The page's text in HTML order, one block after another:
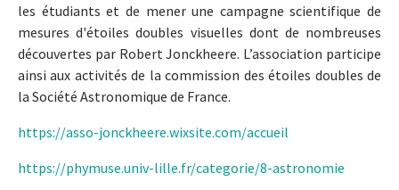
les étudiants et de mener une campagne scientifique de
mesures d'étoiles doubles visuelles dont de nombreuses
découvertes par Robert Jonckheere. L’association participe
ainsi aux activités de la commission des étoiles doubles de
la Société Astronomique de France.
https://asso-jonckheere.wixsite.com/accueil
https://phymuse.univ-lille.fr/categorie/8-astronomie